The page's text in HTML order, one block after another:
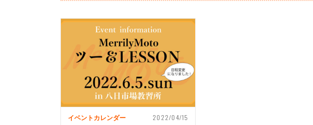
イベントカレンダー 2022/04/15